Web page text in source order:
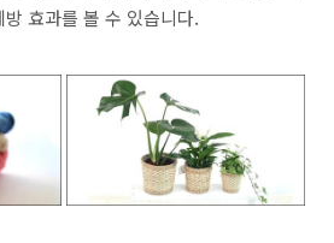
효과를 볼 수 있습니다.